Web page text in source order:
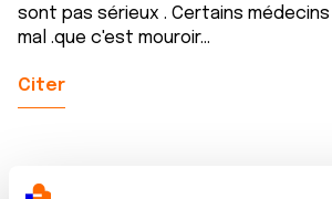
sont pas sérieux . Certains
mal .que c'est mouroir...
Citer